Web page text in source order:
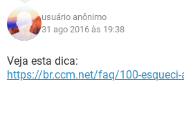
usuário anônimo
31 ago 2016 às 19:38
Veja esta dica:
https://br.ccm.net/faq/100-esqueci-